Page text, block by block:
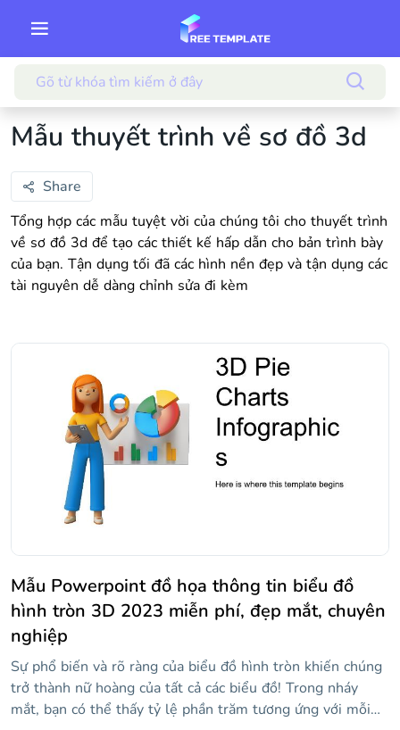
Mẫu thuyết trình về sơ đồ 3d
Share
Tổng hợp các mẫu tuyệt vời của chúng tôi cho thuyết trình
về sơ đồ 3d để tạo các thiết kế hấp dẫn cho bản trình bày
của bạn. Tận dụng tối đã các hình nền đẹp và tận dụng các
tài nguyên dễ dàng chỉnh sửa đi kèm
Mẫu Powerpoint đồ họa thông tin biểu đồ
hình tròn 3D 2023 miễn phí, đẹp mắt, chuyên
nghiệp
Sự phổ biến và rõ ràng của biểu đồ hình tròn khiến chúng
trở thành nữ hoàng của tất cả các biểu đồ! Trong nháy
mắt, bạn có thể thấy tỷ lệ phần trăm tương ứng với mỗi